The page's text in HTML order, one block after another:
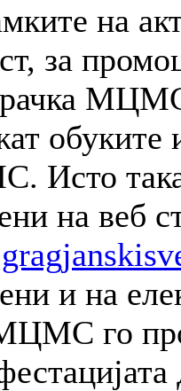
на
за
МЦМС
обуките
Исто
на
и на
го